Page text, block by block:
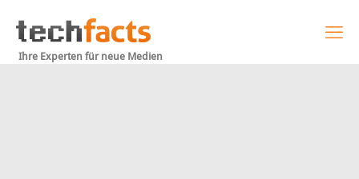
Ihre Experten für neue Medien